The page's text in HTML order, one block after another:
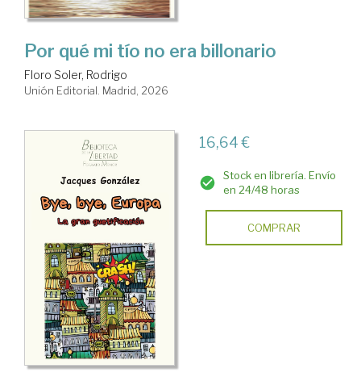
Por qué mi tío no era billonario
Floro Soler, Rodrigo
Unión Editorial. Madrid, 2026
16,64 €
Stock en librería. Envío
en 24/48 horas
COMPRAR